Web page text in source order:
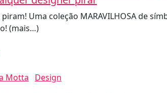
Uma coleção MARAVILHOSA de
(mais…)
Motta Design